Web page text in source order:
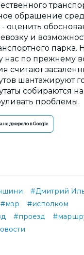
обращение
- оценить
и
парка.
нас по прежнему
считают
шантажируют
собираются
проблемы.
джерело в Google
#Дмитрий
#мэр
#исполком
#проезд